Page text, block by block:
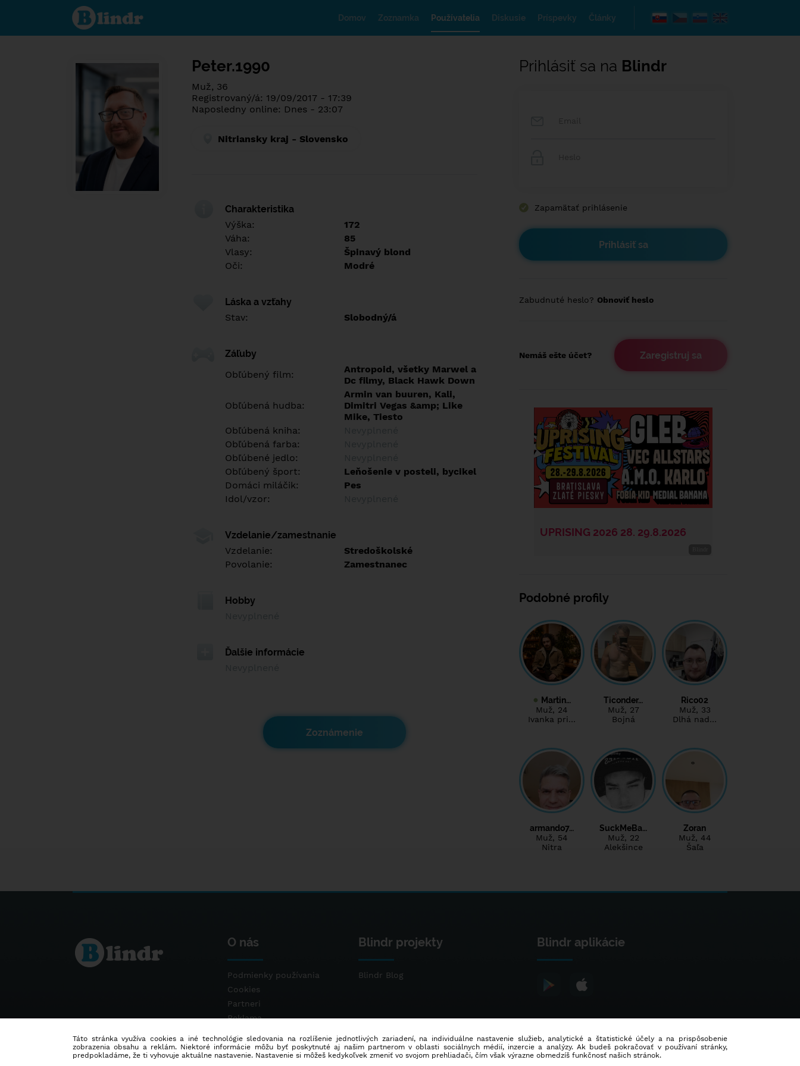
Spoznaj čo je
pod maskou.
Zoznamovacia
Domov Zoznamka Používatelia Diskusie Príspevky Články
Peter.1990
Muž, 36
Registrovaný/á: 19/09/2017 - 17:39
Naposledny online: Dnes - 23:07
Nitriansky kraj - Slovensko
Charakteristika
Výška:
172
Váha:
85
Vlasy:
Špinavý blond
Oči:
Modré
Láska a vzťahy
Stav:
Slobodný/á
Záľuby
Obľúbený film:
Antropoid, všetky Marwel a
Dc filmy, Black Hawk Down
Obľúbená hudba:
Armin van buuren, Kali,
Dimitri Vegas &amp; Like
Mike, Tiesto
Obľúbená kniha:
Obľúbená farba:
Obľúbené jedlo:
Obľúbený šport:
Leňošenie v posteli, bycikel
Domáci miláčik:
Pes
Idol/vzor:
Vzdelanie/zamestnanie
Vzdelanie:
Stredoškolské
Povolanie:
Zamestnanec
Hobby
Ďalšie informácie
Zoznámenie
Prihlásiť sa na Blindr
Zapamätať prihlásenie
Zabudnuté heslo? Obnoviť heslo
Nemáš ešte účet? Zaregistruj sa
Podobné profily
Martin…
Muž, 24
Ivanka pri…
Ticonder…
Muž, 27
Bojná
Rico02
Muž, 33
Dlhá nad…
armando7…
Muž, 54
Nitra
SuckMeBa…
Muž, 22
Alekšince
Zoran
Muž, 44
Šaľa
O nás
Podmienky používania
Cookies
Partneri
Reklama
Blindr projekty
Blindr Blog
Blindr aplikácie
Táto stránka využíva cookies a iné technológie sledovania na rozlíšenie jednotlivých zariadení, na individuálne nastavenie služieb, analytické a štatistické účely a na prispôsobenie
zobrazenia obsahu a reklám. Niektoré informácie môžu byť poskytnuté aj našim partnerom v oblasti sociálnych médií, inzercie a analýzy. Ak budeš pokračovať v používaní stránky,
predpokladáme, že ti vyhovuje aktuálne nastavenie. Nastavenie si môžeš kedykoľvek zmeniť vo svojom prehliadači, čím však výrazne obmedzíš funkčnosť našich stránok.